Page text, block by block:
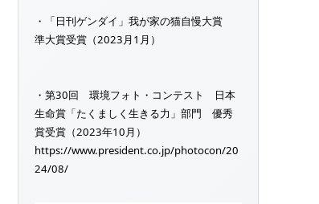
・「日刊ゲンダイ」我が家の猫自慢大賞
準大賞受賞（2023月1月）
・第30回 環境フォト・コンテスト 日本
生命賞「たくましく生きる力」部門 優秀
賞受賞（2023年10月）
https://www.president.co.jp/photocon/20
24/08/